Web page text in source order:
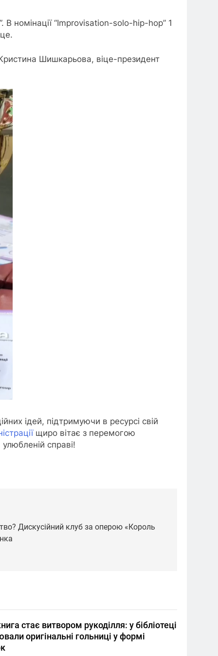
номінації “Improvisation-solo-hip-hop” 1
Шишкарьова, віце-президент
ідей, підтримуючи в ресурсі свій
щиро вітає з перемогою
справі!
Дискусійний клуб за оперою «Король
стає витвором рукоділля: у бібліотеці
оригінальні гольниці у формі